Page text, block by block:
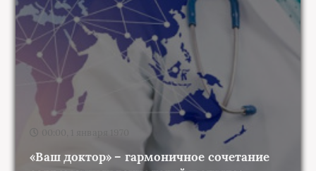
00:00, 1 января 1970
«Ваш доктор» – гармоничное сочетание
современных технологий и опыта»